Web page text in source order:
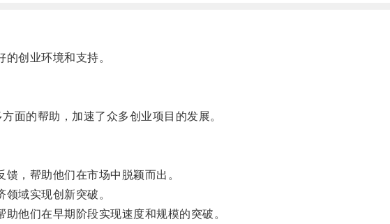
创业环境和支持。
面的帮助，加速了众多创业项目的发展。
，帮助他们在市场中脱颖而出。
域实现创新突破。
他们在早期阶段实现速度和规模的突破。